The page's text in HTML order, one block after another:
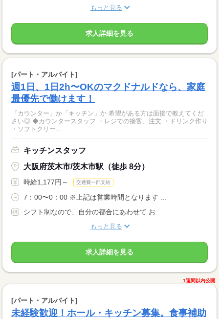
もっと見る
求人詳細を見る
[パート・アルバイト]
週1日、1日2h〜OKのマクドナルドなら、家庭
最優先で働けます！
「カウンター」か「キッチン」か 希望がある方は面接で教えてくだ
さい◎ ◆カウンタースタッフ ・レジでの接客、注文 ・ドリンク作り
・ソフトクリー...
キッチンスタッフ
大阪府茨木市/茨木市駅（徒歩 8分）
時給1,177円～ 交通費一部支給
7：00〜0：00 ※上記は営業時間となります ...
シフト制なので、自分の都合にあわせて お...
もっと見る
求人詳細を見る
1週間以内公開
[パート・アルバイト]
未経験歓迎！ホール・キッチン募集。食事補助